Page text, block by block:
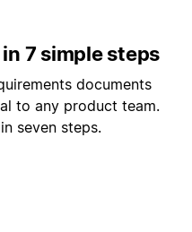
7 simple steps
documents
to any product team.
seven steps.